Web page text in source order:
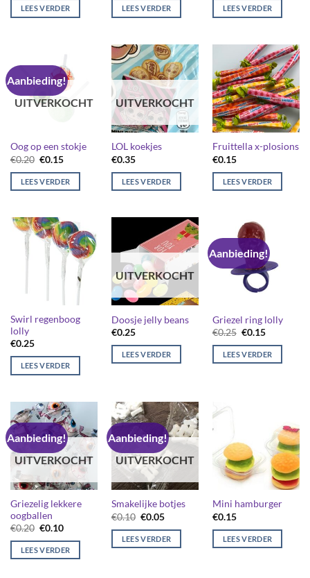
LEES VERDER LEES VERDER LEES VERDER
Aanbieding!
UITVERKOCHT
Oog op een stokje
€0.20 Oorspronkelijke
was:
€0.20.
€0.15Huidige
is:
€0.15.
LEES VERDER
UITVERKOCHT
LOL koekjes
€0.35
LEES VERDER
Fruittella x-plosions
€0.15
LEES VERDER
Swirl regenboog
lolly
€0.25
LEES VERDER
UITVERKOCHT
Doosje jelly beans
€0.25
LEES VERDER
Aanbieding!
Griezel ring lolly
€0.25 Oorspronkelijke
was:
€0.25.
€0.15Huidige
is:
€0.15.
LEES VERDER
Aanbieding!
UITVERKOCHT
Griezelig lekkere
oogballen
€0.20 Oorspronkelijke
was:
€0.20.
€0.10Huidige
is:
€0.10.
LEES VERDER
Aanbieding!
UITVERKOCHT
Smakelijke botjes
€0.10 Oorspronkelijke
was:
€0.10.
€0.05Huidige
is:
€0.05.
LEES VERDER
Mini hamburger
€0.15
LEES VERDER